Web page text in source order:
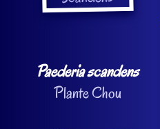
Paederia scandens
Plante Chou